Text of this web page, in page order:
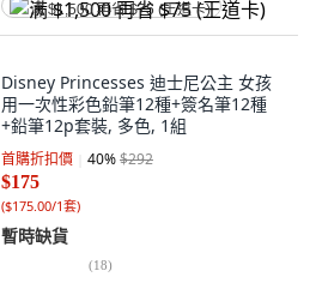
满 $1,500 再省 $75 (王道卡)
Disney Princesses 迪士尼公主 女孩
用一次性彩色鉛筆12種+簽名筆12種
+鉛筆12p套裝, 多色, 1組
首購折扣價 40%$292
$175
($175.00/1套)
暫時缺貨
(18)